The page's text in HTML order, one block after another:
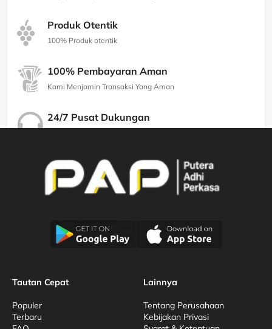
Produk Otentik
100% Produk otentik
100% Pembayaran Aman
Kami Menjamin Transaksi Yang Aman
24/7 Pusat Dukungan
Tautan Cepat
Populer
Terbaru
Lainnya
Tentang Perusahaan
Kebijakan Privasi